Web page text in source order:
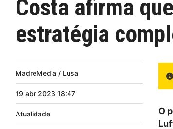
Costa afirma
estratégia
MadreMedia / Lusa
19 abr 2023 18:47
Atualidade
O